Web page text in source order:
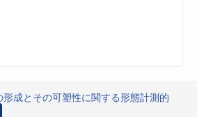
形成とその可塑性に関する形態計測的